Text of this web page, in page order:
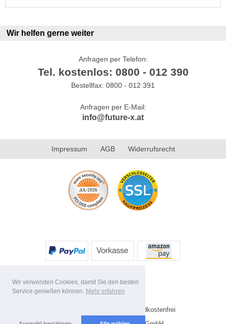
Wir verwenden Cookies, damit Sie den besten
Service genießen können. Mehr erfahren
Wir helfen gerne weiter
Anfragen per Telefon:
Tel. kostenlos: 0800 - 012 390
Bestellfax: 0800 - 012 391
Anfragen per E-Mail:
info@future-x.at
Impressum AGB Widerrufsrecht
* Alle Preise inkl. MwSt. Versandkostenfrei